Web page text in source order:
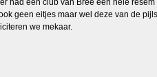
had een club van Bree een hele
geen eitjes maar wel deze van de
we mekaar.